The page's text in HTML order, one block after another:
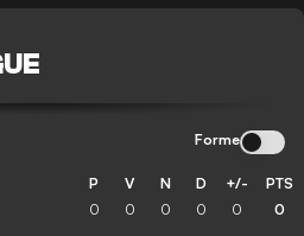
Forme
P V N D +/- PTS
0 0 0 0 0 0